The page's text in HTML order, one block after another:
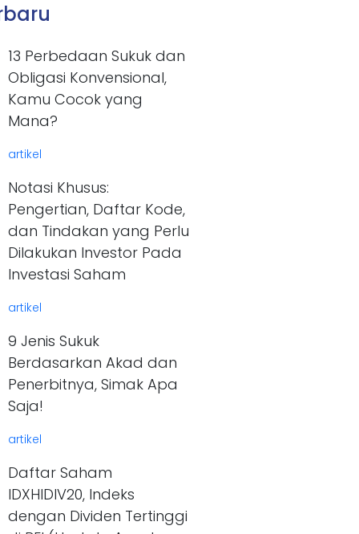
13 Perbedaan Sukuk dan
Obligasi Konvensional,
Kamu Cocok yang
Mana?
artikel
Notasi Khusus:
Pengertian, Daftar Kode,
dan Tindakan yang Perlu
Dilakukan Investor Pada
Investasi Saham
artikel
9 Jenis Sukuk
Berdasarkan Akad dan
Penerbitnya, Simak Apa
Saja!
artikel
Daftar Saham
IDXHIDIV20, Indeks
dengan Dividen Tertinggi